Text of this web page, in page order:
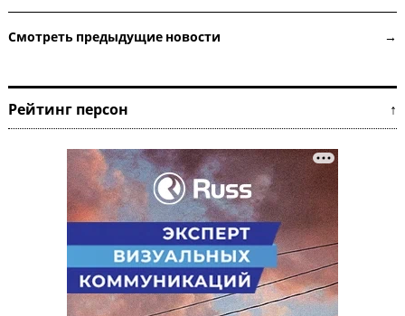
Смотреть предыдущие новости →
Рейтинг персон ↑